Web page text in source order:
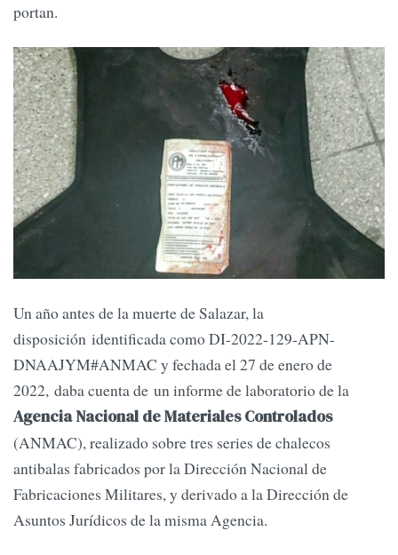
portan.
Un año antes de la muerte de Salazar, la
disposición identificada como DI-2022-129-APN-
DNAAJYM#ANMAC y fechada el 27 de enero de
2022, daba cuenta de un informe de laboratorio de la
Agencia Nacional de Materiales Controlados
(ANMAC), realizado sobre tres series de chalecos
antibalas fabricados por la Dirección Nacional de
Fabricaciones Militares, y derivado a la Dirección de
Asuntos Jurídicos de la misma Agencia.